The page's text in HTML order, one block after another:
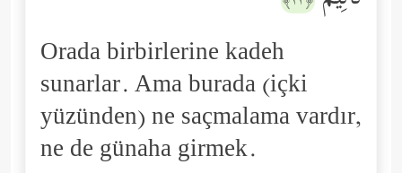
Orada birbirlerine kadeh
sunarlar. Ama burada (içki
yüzünden) ne saçmalama vardır,
ne de günaha girmek.